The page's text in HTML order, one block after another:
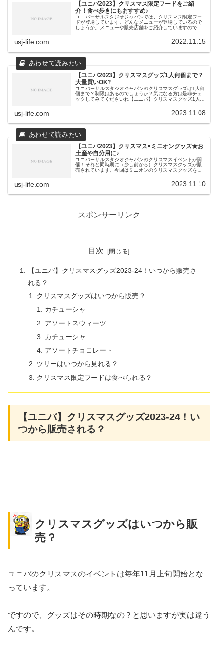
【ユニバ2023】クリスマス限定フードをご紹
介！食べ歩きにもおすすめ♪
ユニバーサルスタジオジャパンでは、クリスマス限定フー
ドが登場しています。どんなメニューが登場しているので
しょうか。メニューや販売店舗をご紹介していますのでぜ
usj-life.com 2022.11.15
【ユニバ2023】クリスマスグッズ1人何個まで？
大量買いOK?
ユニバーサルスタジオジャパンのクリスマスグッズは1人何
個まで？制限はあるのでしょうか？気になる方は是非チェ
ックしてみてくださいね【ユニバ】クリスマスグッズ1人何
usj-life.com 2023.11.08
【ユニバ2023】クリスマス×ミニオングッズ★お
土産や自分用に♪
ユニバーサルスタジオジャパンのクリスマスイベントが開
催！それと同時期に（少し前から）クリスマスグッズが販
売されています。今回はミニオンのクリスマスグッズをご
usj-life.com 2023.11.10
スポンサーリンク
目次
【ユニバ】クリスマスグッズ2023-24！いつから販売さ
れる？
クリスマスグッズはいつから販売？
カチューシャ
アソートスウィーツ
カチューシャ
アソートチョコレート
ツリーはいつから見れる？
クリスマス限定フードは食べられる？
【ユニバ】クリスマスグッズ2023-24！い
つから販売される？
クリスマスグッズはいつから販
売？
ユニバのクリスマスのイベントは毎年11月上旬開始とな
っています。
ですので、グッズはその時期なの？と思いますが実は違う
んです。